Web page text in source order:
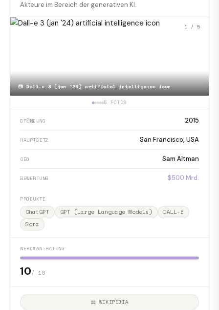
Akteure im Bereich der generativen KI.
📷Dall-e 3 (jan '24) artificial intelligence icon
1 / 5
5 FOTOS
GRÜNDUNG 2015
HAUPTSITZ San Francisco, USA
CEO Sam Altman
BEWERTUNG $500 Mrd.
PRODUKTE
ChatGPT GPT (Large Language Models)
DALL-E
Sora
NERDMAN-RATING
10/ 10
📖 WIKIPEDIA